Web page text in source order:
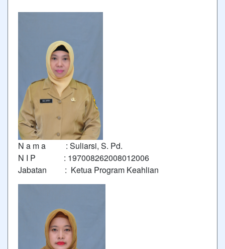
N a m a : Suliarsi, S. Pd.
N I P : 197008262008012006
Jabatan : Ketua Program Keahlian